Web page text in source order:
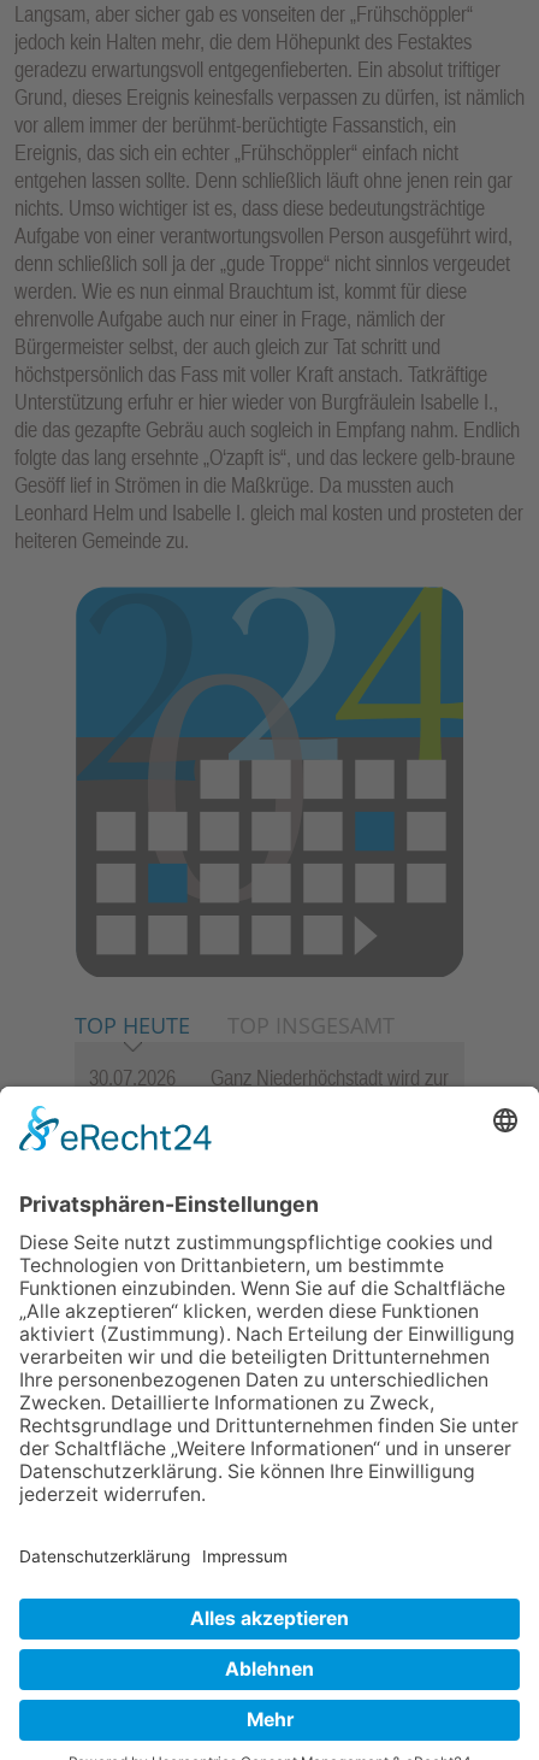
Langsam, aber sicher gab es vonseiten der „Frühschöppler“
jedoch kein Halten mehr, die dem Höhepunkt des Festaktes
geradezu erwartungsvoll entgegenfieberten. Ein absolut triftiger
Grund, dieses Ereignis keinesfalls verpassen zu dürfen, ist nämlich
vor allem immer der berühmt-berüchtigte Fassanstich, ein
Ereignis, das sich ein echter „Frühschöppler“ einfach nicht
entgehen lassen sollte. Denn schließlich läuft ohne jenen rein gar
nichts. Umso wichtiger ist es, dass diese bedeutungsträchtige
Aufgabe von einer verantwortungsvollen Person ausgeführt wird,
denn schließlich soll ja der „gude Troppe“ nicht sinnlos vergeudet
werden. Wie es nun einmal Brauchtum ist, kommt für diese
ehrenvolle Aufgabe auch nur einer in Frage, nämlich der
Bürgermeister selbst, der auch gleich zur Tat schritt und
höchstpersönlich das Fass mit voller Kraft anstach. Tatkräftige
Unterstützung erfuhr er hier wieder von Burgfräulein Isabelle I.,
die das gezapfte Gebräu auch sogleich in Empfang nahm. Endlich
folgte das lang ersehnte „O‘zapft is“, und das leckere gelb-braune
Gesöff lief in Strömen in die Maßkrüge. Da mussten auch
Leonhard Helm und Isabelle I. gleich mal kosten und prosteten der
heiteren Gemeinde zu.
TOP HEUTE TOP INSGESAMT
30.07.2026
Ganz Niederhöchstadt wird zur
23.07.2026
Zwischen Fachwerk, Wein und
lädt wieder zum Weinfest ein
präsentiert sein neues
Programm „Changes“
06.08.2026
„die 80er live“ – Die große
Stadiontour kommt nach
Frankfurt
06.08.2026
Hisamoto und Tölke begeistern
mit Werken von Walter
Wachsmuth
NACH OBEN
Datenschutz Netiquette FAQ